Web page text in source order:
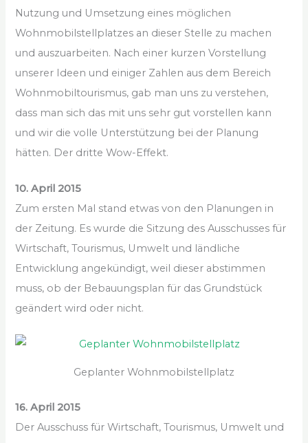
Nutzung und Umsetzung eines möglichen
Wohnmobilstellplatzes an dieser Stelle zu machen
und auszuarbeiten. Nach einer kurzen Vorstellung
unserer Ideen und einiger Zahlen aus dem Bereich
Wohnmobiltourismus, gab man uns zu verstehen,
dass man sich das mit uns sehr gut vorstellen kann
und wir die volle Unterstützung bei der Planung
hätten. Der dritte Wow-Effekt.
10. April 2015
Zum ersten Mal stand etwas von den Planungen in
der Zeitung. Es wurde die Sitzung des Ausschusses für
Wirtschaft, Tourismus, Umwelt und ländliche
Entwicklung angekündigt, weil dieser abstimmen
muss, ob der Bebauungsplan für das Grundstück
geändert wird oder nicht.
Geplanter Wohnmobilstellplatz
16. April 2015
Der Ausschuss für Wirtschaft, Tourismus, Umwelt und